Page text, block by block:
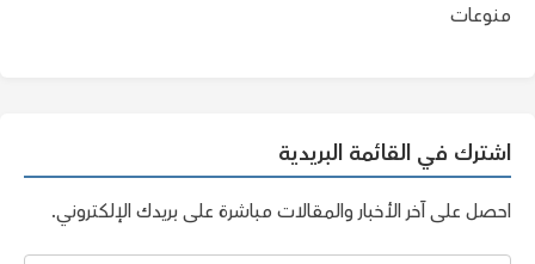
منوعات
اشترك في القائمة البريدية
احصل على آخر الأخبار والمقالات مباشرة على بريدك الإلكتروني.